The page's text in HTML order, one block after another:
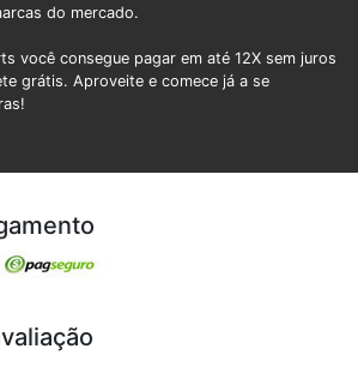
do mercado.
você consegue pagar em até 12X sem juros
grátis. Aproveite e comece já a se